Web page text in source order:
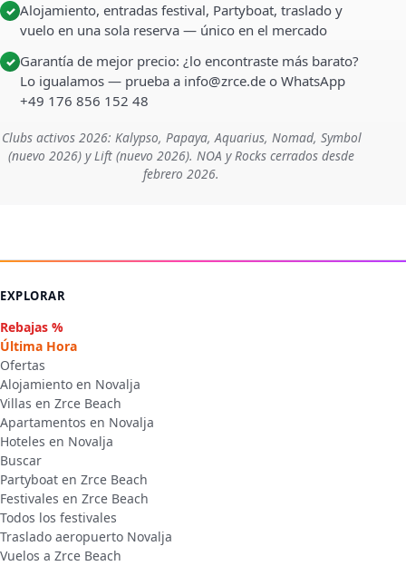
✓ Alojamiento, entradas festival, Partyboat, traslado y
vuelo en una sola reserva — único en el mercado
✓ Garantía de mejor precio: ¿lo encontraste más barato?
Lo igualamos — prueba a info@zrce.de o WhatsApp
+49 176 856 152 48
Clubs activos 2026: Kalypso, Papaya, Aquarius, Nomad, Symbol
(nuevo 2026) y Lift (nuevo 2026). NOA y Rocks cerrados desde
febrero 2026.
EXPLORAR
Rebajas %
Última Hora
Ofertas
Alojamiento en Novalja
Villas en Zrce Beach
Apartamentos en Novalja
Hoteles en Novalja
Buscar
Partyboat en Zrce Beach
Festivales en Zrce Beach
Todos los festivales
Traslado aeropuerto Novalja
Vuelos a Zrce Beach